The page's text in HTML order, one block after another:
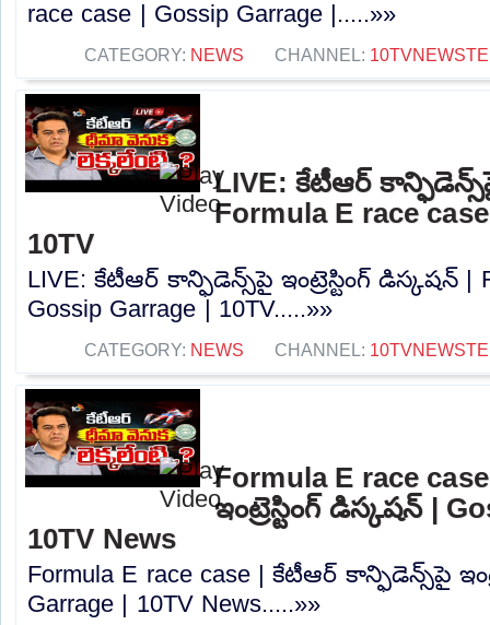
race case | Gossip Garrage |.....»»
CATEGORY: NEWS CHANNEL:
LIVE: కేటీఆర్
Formula E race
10TV
LIVE: కేటీఆర్ కాన్ఫిడెన్స్‌పై ఇంట్రెస్టింగ్ డిస్కషన్‌ |
Gossip Garrage | 10TV.....»»
CATEGORY: NEWS CHANNEL:
Formula E race
ఇంట్రెస్టింగ్ డిస్కషన్‌ |
10TV News
Formula E race case | కేటీఆర్ కాన్ఫిడెన్స్‌పై
Garrage | 10TV News.....»»